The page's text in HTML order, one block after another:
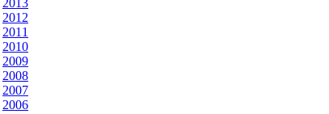
2013
2012
2011
2010
2009
2008
2007
2006